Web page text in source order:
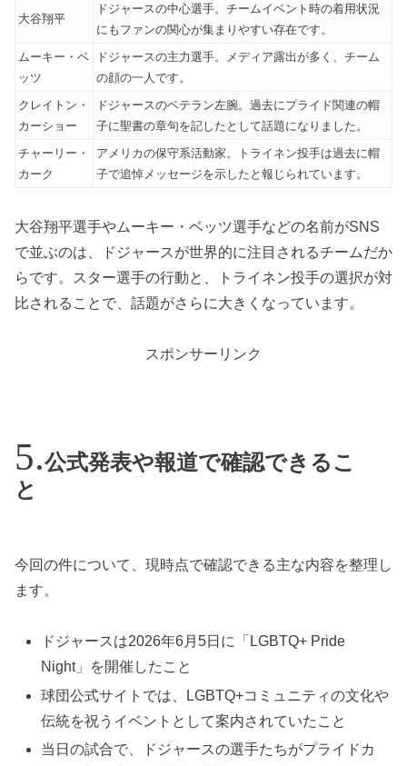
大谷翔平
ドジャースの中心選手。チームイベント時の着用状況
にもファンの関心が集まりやすい存在です。
ムーキー・ベ
ッツ
ドジャースの主力選手。メディア露出が多く、チーム
の顔の一人です。
クレイトン・
カーショー
ドジャースのベテラン左腕。過去にプライド関連の帽
子に聖書の章句を記したとして話題になりました。
チャーリー・
カーク
アメリカの保守系活動家。トライネン投手は過去に帽
子で追悼メッセージを示したと報じられています。
大谷翔平選手やムーキー・ベッツ選手などの名前がSNS
で並ぶのは、ドジャースが世界的に注目されるチームだか
らです。スター選手の行動と、トライネン投手の選択が対
比されることで、話題がさらに大きくなっています。
スポンサーリンク
公式発表や報道で確認できるこ
と
今回の件について、現時点で確認できる主な内容を整理し
ます。
ドジャースは2026年6月5日に「LGBTQ+ Pride
Night」を開催したこと
球団公式サイトでは、LGBTQ+コミュニティの文化や
伝統を祝うイベントとして案内されていたこと
当日の試合で、ドジャースの選手たちがプライドカ